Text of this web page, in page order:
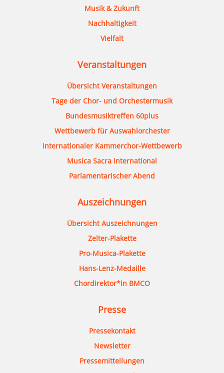
Musik & Zukunft
Nachhaltigkeit
Vielfalt
Veranstaltungen
Übersicht Veranstaltungen
Tage der Chor- und Orchestermusik
Bundesmusiktreffen 60plus
Wettbewerb für Auswahlorchester
Internationaler Kammerchor-Wettbewerb
Musica Sacra International
Parlamentarischer Abend
Auszeichnungen
Übersicht Auszeichnungen
Zelter-Plakette
Pro-Musica-Plakette
Hans-Lenz-Medaille
Chordirektor*in BMCO
Presse
Pressekontakt
Newsletter
Pressemitteilungen